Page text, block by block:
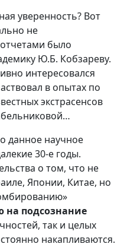
уверенность? Вот
не
было
Ю.Б. Кобзареву.
интересовался
в опытах по
экстрасенсов
данное научное
30-е годы.
о том, что не
Японии, Китае, но
на подсознание
так и целых
накапливаются.